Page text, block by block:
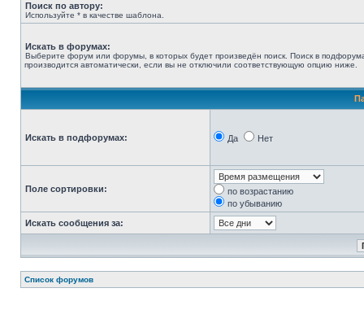
Поиск по автору:
Используйте * в качестве шаблона.
Искать в форумах:
Выберите форум или форумы, в которых будет произведён поиск. Поиск в
производится автоматически, если вы не отключили соответствующую опцию ниже.
Искать в подфорумах: Да Нет
Поле сортировки:
по возрастанию
по убыванию
Искать сообщения за:
Список форумов